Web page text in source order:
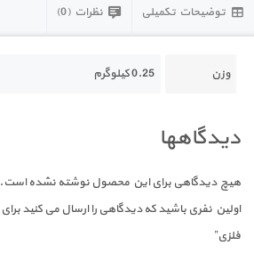
توضیحات تکمیلی نظرات (0)
وزن 0.25 کیلوگرم
دیدگاهها
هیچ دیدگاهی برای این محصول نوشته نشده است.
فلزی”